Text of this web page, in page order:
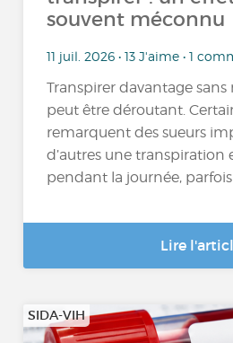
souvent méconnu
11 juil. 2026 • 13 J'aime • 1
Transpirer davantage
peut être déroutant.
remarquent des sueurs
d’autres une transpiration
pendant la journée, parfois
Lire
SIDA-VIH